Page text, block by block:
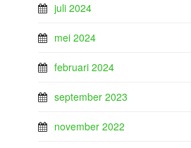
juli 2024
mei 2024
februari 2024
september 2023
november 2022